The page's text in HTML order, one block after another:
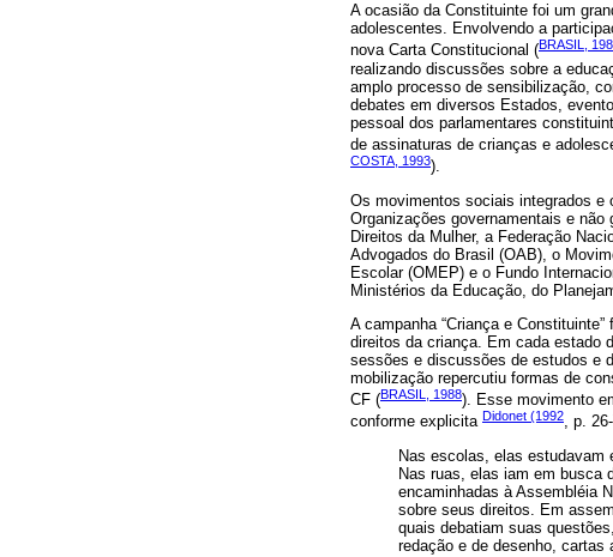
A ocasião da Constituinte foi um
adolescentes. Envolvendo a
nova Carta Constitucional (BRASIL,
realizando discussões sobre a
amplo processo de sensibilização,
debates em diversos Estados,
pessoal dos parlamentares
de assinaturas de crianças e
COSTA, 1993).
Os movimentos sociais integrados e
Organizações governamentais e
Direitos da Mulher, a Federação
Advogados do Brasil (OAB), o
Escolar (OMEP) e o Fundo
Ministérios da Educação, do
A campanha “Criança e
direitos da criança. Em cada estado
sessões e discussões de estudos e
mobilização repercutiu formas de
CF (BRASIL, 1988). Esse movimento
conforme explicita Didonet (1992, p.
Nas escolas, elas estudavam
Nas ruas, elas iam em busca
encaminhadas à Assembléia
sobre seus direitos. Em
quais debatiam suas
redação e de desenho,